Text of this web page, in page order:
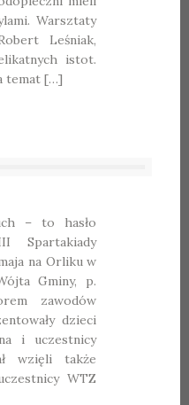
Warsztaty
Leśniak,
istot.
temat […]
– to hasło
Spartakiady
na Orliku w
Gminy, p.
zawodów
dzieci
i uczestnicy
wzięli także
WTZ